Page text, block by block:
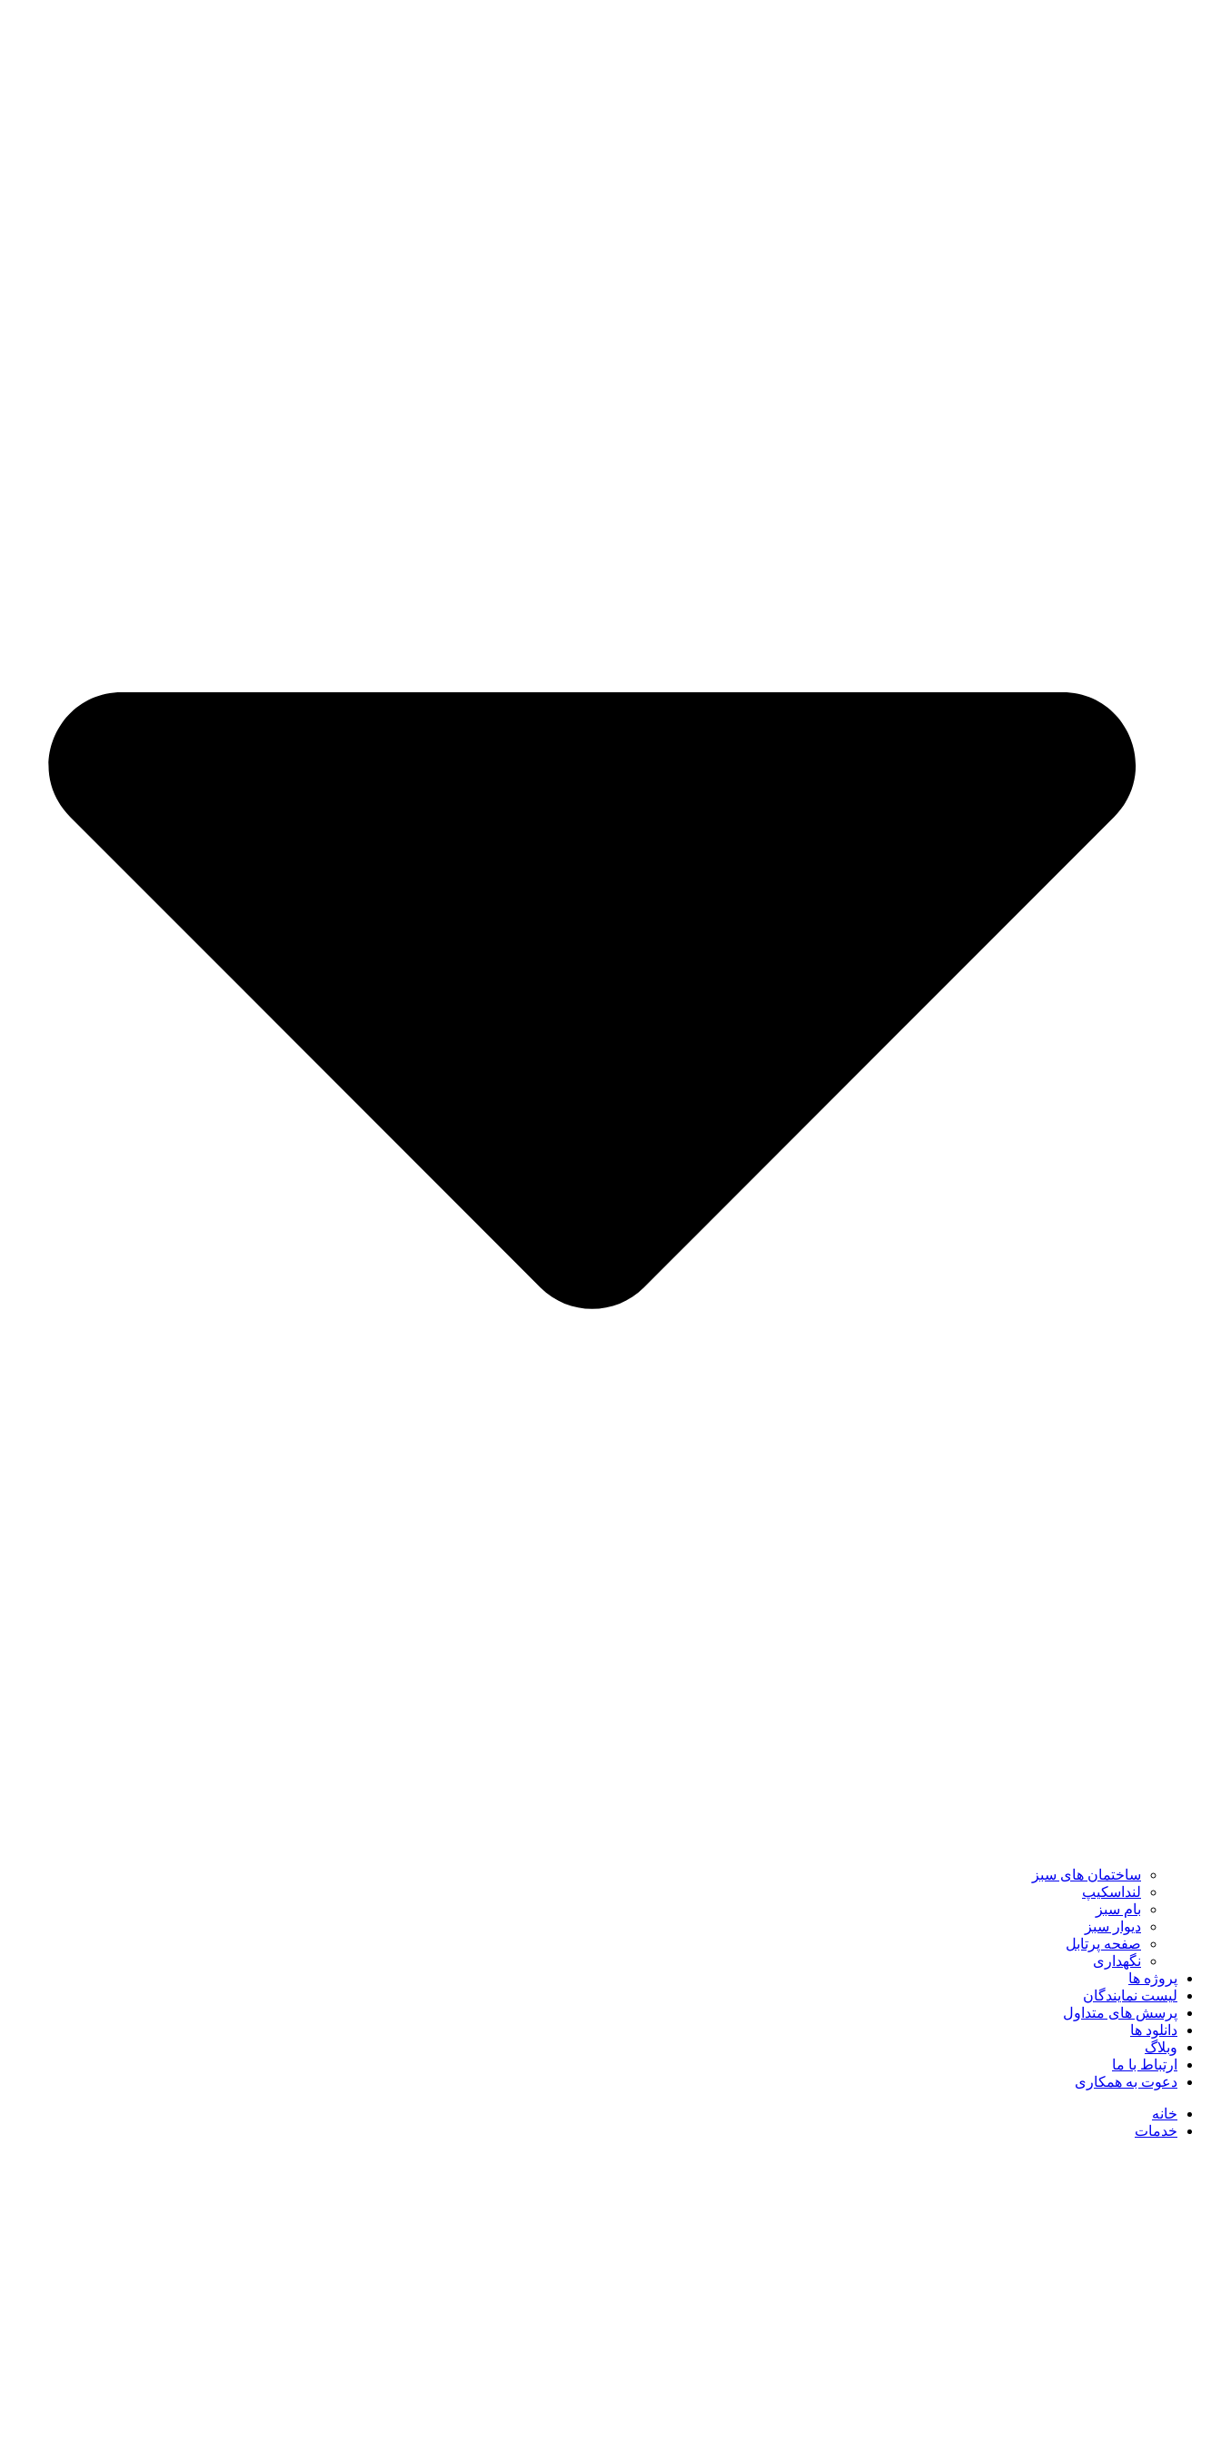
ساختمان های سبز
لنداسکیپ
بام سبز
دیوار سبز
صفحه پرتابل
نگهداری
پروژه ها
لیست نمایندگان
پرسش های متداول
دانلود ها
وبلاگ
ارتباط با ما
دعوت به همکاری
خانه
خدمات